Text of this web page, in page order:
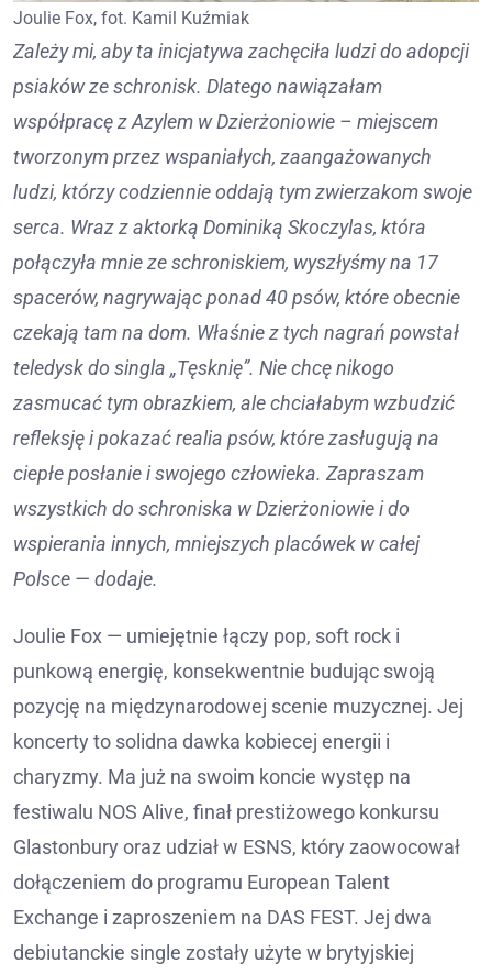
Joulie Fox, fot. Kamil Kuźmiak
Zależy mi, aby ta inicjatywa zachęciła ludzi do adopcji
psiaków ze schronisk. Dlatego nawiązałam
współpracę z Azylem w Dzierżoniowie – miejscem
tworzonym przez wspaniałych, zaangażowanych
ludzi, którzy codziennie oddają tym zwierzakom swoje
serca. Wraz z aktorką Dominiką Skoczylas, która
połączyła mnie ze schroniskiem, wyszłyśmy na 17
spacerów, nagrywając ponad 40 psów, które obecnie
czekają tam na dom. Właśnie z tych nagrań powstał
teledysk do singla „Tęsknię”. Nie chcę nikogo
zasmucać tym obrazkiem, ale chciałabym wzbudzić
refleksję i pokazać realia psów, które zasługują na
ciepłe posłanie i swojego człowieka. Zapraszam
wszystkich do schroniska w Dzierżoniowie i do
wspierania innych, mniejszych placówek w całej
Polsce — dodaje.
Joulie Fox — umiejętnie łączy pop, soft rock i
punkową energię, konsekwentnie budując swoją
pozycję na międzynarodowej scenie muzycznej. Jej
koncerty to solidna dawka kobiecej energii i
charyzmy. Ma już na swoim koncie występ na
festiwalu NOS Alive, finał prestiżowego konkursu
Glastonbury oraz udział w ESNS, który zaowocował
dołączeniem do programu European Talent
Exchange i zaproszeniem na DAS FEST. Jej dwa
debiutanckie single zostały użyte w brytyjskiej